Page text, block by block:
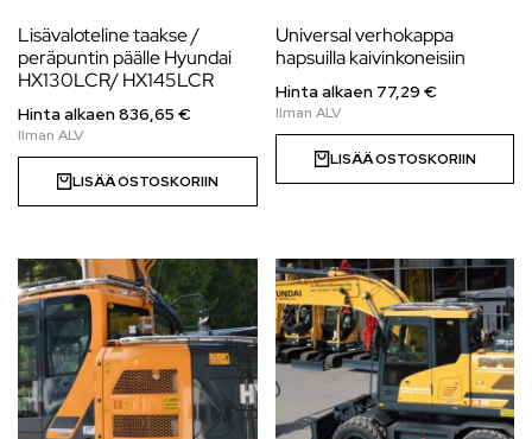
Lisävaloteline taakse /
peräpuntin päälle Hyundai
HX130LCR/ HX145LCR
Hinta alkaen836,65 €
LISÄÄ OSTOSKORIIN
Universal verhokappa
hapsuilla kaivinkoneisiin
Hinta alkaen 77,29 €
LISÄÄ OSTOSKORIIN